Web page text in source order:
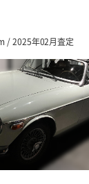
/ 2025年02月査定